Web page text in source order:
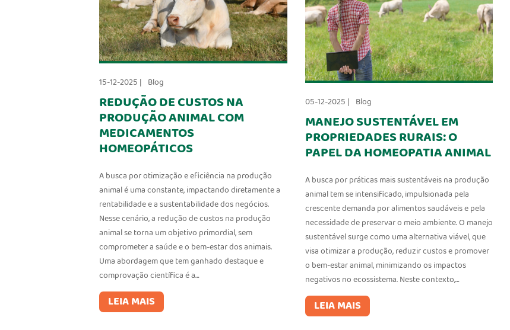
15-12-2025 | Blog
REDUÇÃO DE CUSTOS NA
PRODUÇÃO ANIMAL COM
MEDICAMENTOS
HOMEOPÁTICOS
A busca por otimização e eficiência na produção
animal é uma constante, impactando diretamente a
rentabilidade e a sustentabilidade dos negócios.
Nesse cenário, a redução de custos na produção
animal se torna um objetivo primordial, sem
comprometer a saúde e o bem-estar dos animais.
Uma abordagem que tem ganhado destaque e
comprovação científica é a…
LEIA MAIS
05-12-2025 | Blog
MANEJO SUSTENTÁVEL EM
PROPRIEDADES RURAIS: O
PAPEL DA HOMEOPATIA ANIMAL
A busca por práticas mais sustentáveis na produção
animal tem se intensificado, impulsionada pela
crescente demanda por alimentos saudáveis e pela
necessidade de preservar o meio ambiente. O manejo
sustentável surge como uma alternativa viável, que
visa otimizar a produção, reduzir custos e promover
o bem-estar animal, minimizando os impactos
negativos no ecossistema. Neste contexto,…
LEIA MAIS